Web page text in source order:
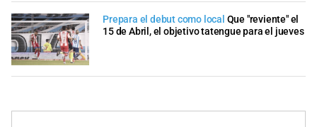
Prepara el debut como local Que "reviente" el
15 de Abril, el objetivo tatengue para el jueves